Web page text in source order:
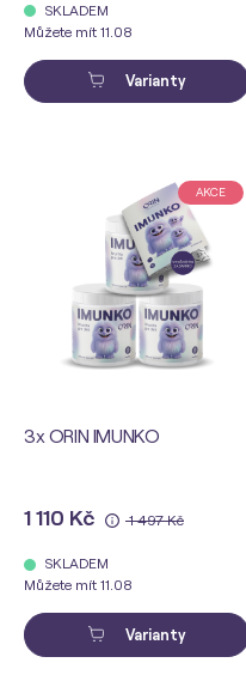
SKLADEM
Můžete mít 11.08
Varianty
AKCE
3x ORIN IMUNKO
1 110 Kč 1 497 Kč
SKLADEM
Můžete mít 11.08
Varianty